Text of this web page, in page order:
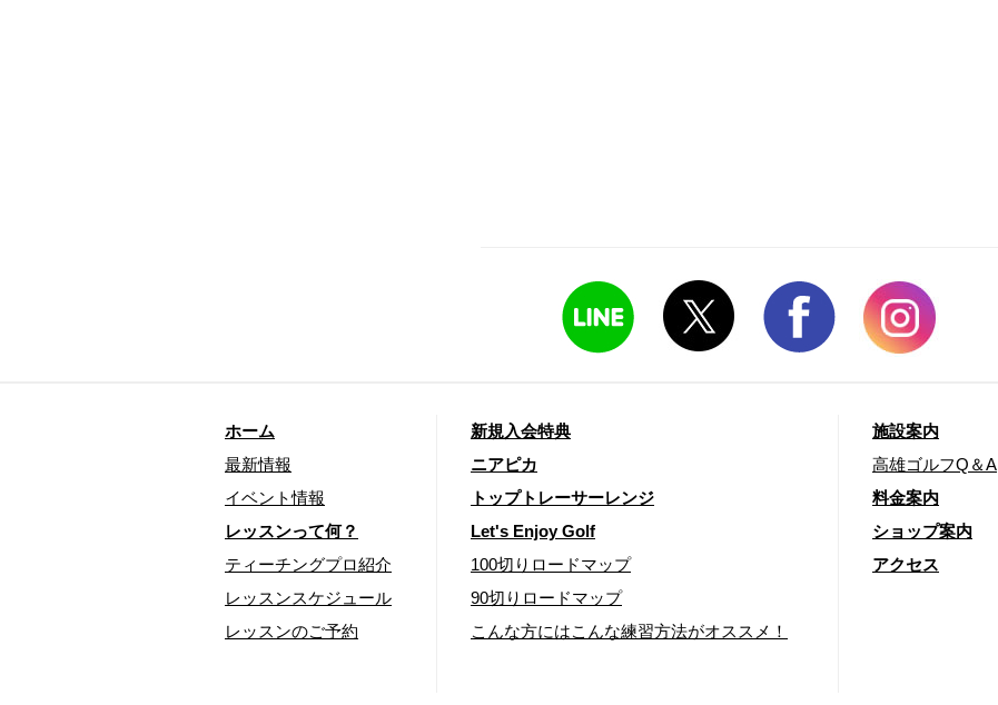
ホーム
最新情報
イベント情報
レッスンって何？
ティーチングプロ紹介
レッスンスケジュール
レッスンのご予約
新規入会特典
ニアピカ
トップトレーサーレンジ
Let's Enjoy Golf
100切りロードマップ
90切りロードマップ
こんな方にはこんな練習方法がオススメ！
施設案内
高雄ゴルフQ＆A
料金案内
ショップ案内
アクセス